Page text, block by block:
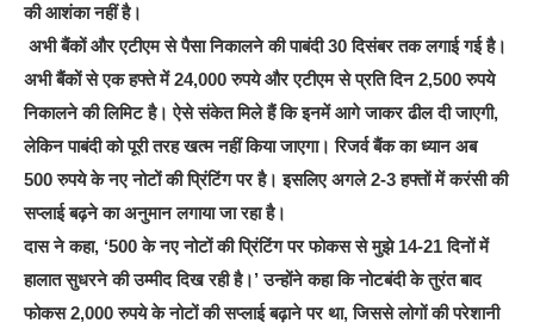
की आशंका नहीं है।
अभी बैंकों और एटीएम से पैसा निकालने की पाबंदी 30 दिसंबर तक लगाई गई है।
अभी बैंकों से एक हफ्ते में 24,000 रुपये और एटीएम से प्रति दिन 2,500 रुपये
निकालने की लिमिट है। ऐसे संकेत मिले हैं कि इनमें आगे जाकर ढील दी जाएगी,
लेकिन पाबंदी को पूरी तरह खत्म नहीं किया जाएगा। रिजर्व बैंक का ध्यान अब
500 रुपये के नए नोटों की प्रिंटिंग पर है। इसलिए अगले 2-3 हफ्तों में करंसी की
सप्लाई बढ़ने का अनुमान लगाया जा रहा है।
दास ने कहा, ‘500 के नए नोटों की प्रिंटिंग पर फोकस से मुझे 14-21 दिनों में
हालात सुधरने की उम्मीद दिख रही है।’ उन्होंने कहा कि नोटबंदी के तुरंत बाद
फोकस 2,000 रुपये के नोटों की सप्लाई बढ़ाने पर था, जिससे लोगों की परेशानी